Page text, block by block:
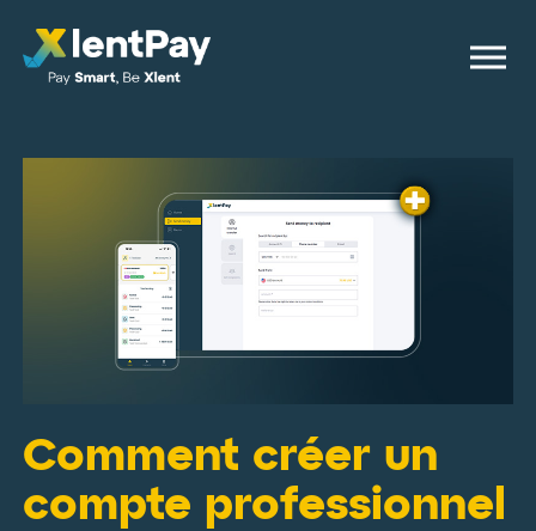
Comment créer un
compte professionnel